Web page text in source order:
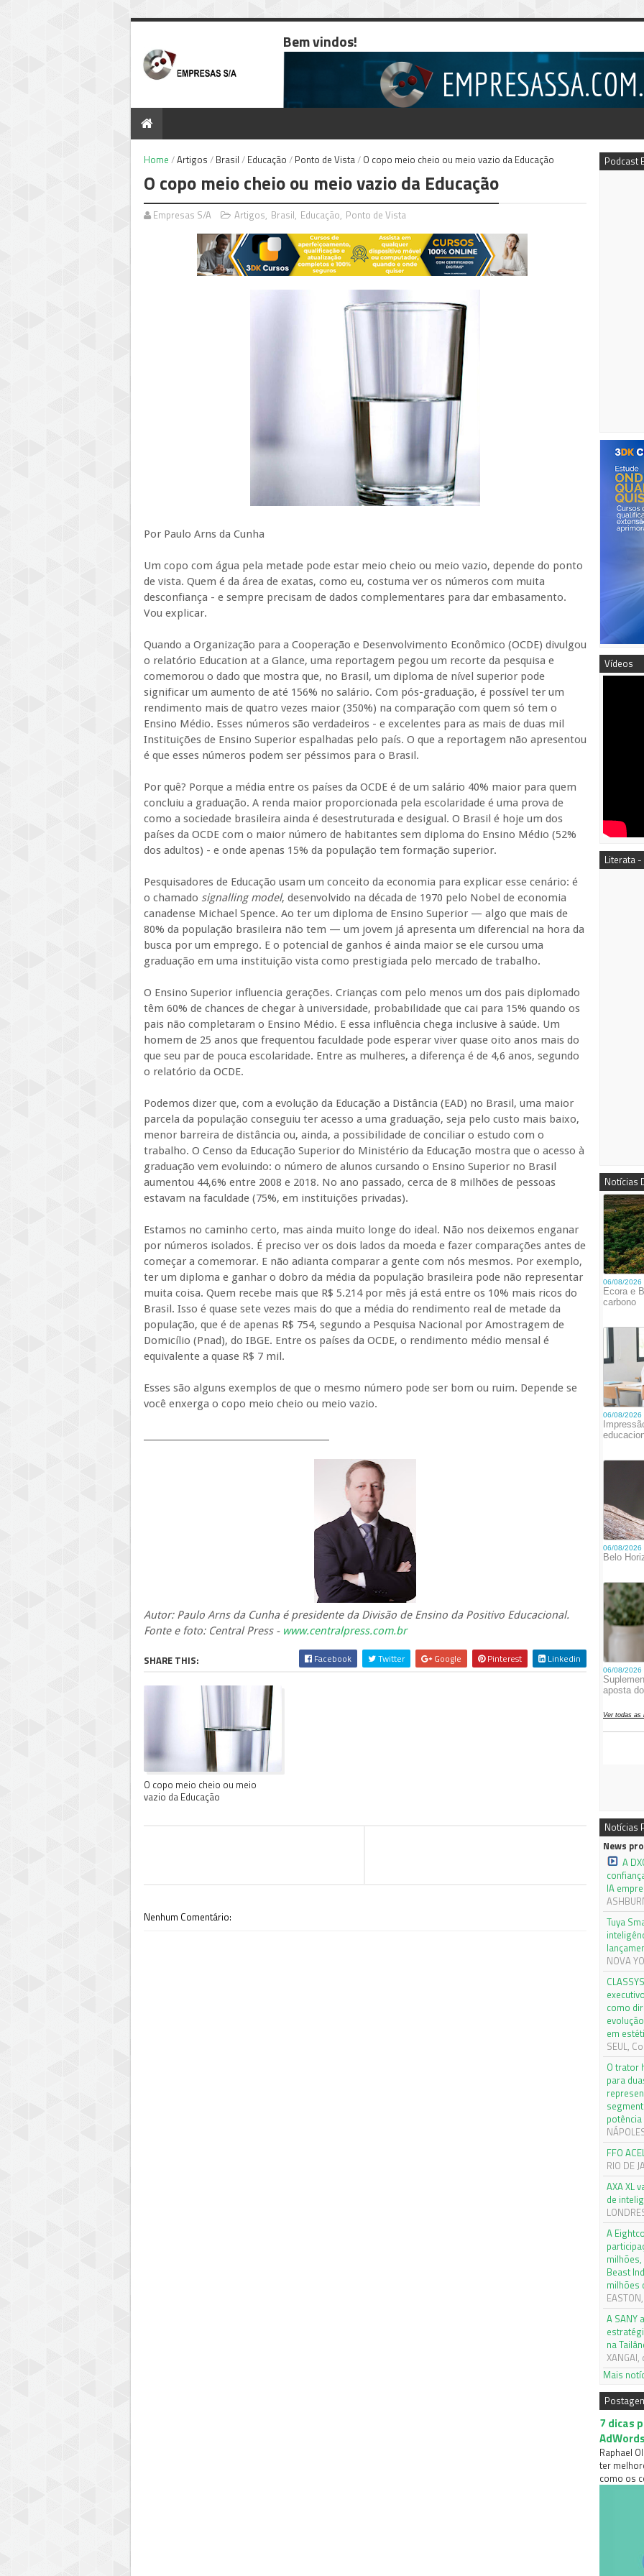
Bem vindos!
Home /Artigos / Brasil / Educação / Ponto de Vista/ O copo meio cheio ou meio vazio da Educação
O copo meio cheio ou meio vazio da Educação
Empresas S/A Artigos, Brasil, Educação, Ponto de Vista
Por Paulo Arns da Cunha
Um copo com água pela metade pode estar meio cheio ou meio vazio, depende do ponto
de vista. Quem é da área de exatas, como eu, costuma ver os números com muita
desconfiança - e sempre precisam de dados complementares para dar embasamento.
Vou explicar.
Quando a Organização para a Cooperação e Desenvolvimento Econômico (OCDE) divulgou
o relatório Education at a Glance, uma reportagem pegou um recorte da pesquisa e
comemorou o dado que mostra que, no Brasil, um diploma de nível superior pode
significar um aumento de até 156% no salário. Com pós-graduação, é possível ter um
rendimento mais de quatro vezes maior (350%) na comparação com quem só tem o
Ensino Médio. Esses números são verdadeiros - e excelentes para as mais de duas mil
Instituições de Ensino Superior espalhadas pelo país. O que a reportagem não apresentou
é que esses números podem ser péssimos para o Brasil.
Por quê? Porque a média entre os países da OCDE é de um salário 40% maior para quem
concluiu a graduação. A renda maior proporcionada pela escolaridade é uma prova de
como a sociedade brasileira ainda é desestruturada e desigual. O Brasil é hoje um dos
países da OCDE com o maior número de habitantes sem diploma do Ensino Médio (52%
dos adultos) - e onde apenas 15% da população tem formação superior.
Pesquisadores de Educação usam um conceito da economia para explicar esse cenário: é
o chamado signalling model, desenvolvido na década de 1970 pelo Nobel de economia
canadense Michael Spence. Ao ter um diploma de Ensino Superior — algo que mais de
80% da população brasileira não tem — um jovem já apresenta um diferencial na hora da
busca por um emprego. E o potencial de ganhos é ainda maior se ele cursou uma
graduação em uma instituição vista como prestigiada pelo mercado de trabalho.
O Ensino Superior influencia gerações. Crianças com pelo menos um dos pais diplomado
têm 60% de chances de chegar à universidade, probabilidade que cai para 15% quando os
pais não completaram o Ensino Médio. E essa influência chega inclusive à saúde. Um
homem de 25 anos que frequentou faculdade pode esperar viver quase oito anos mais do
que seu par de pouca escolaridade. Entre as mulheres, a diferença é de 4,6 anos, segundo
o relatório da OCDE.
Podemos dizer que, com a evolução da Educação a Distância (EAD) no Brasil, uma maior
parcela da população conseguiu ter acesso a uma graduação, seja pelo custo mais baixo,
menor barreira de distância ou, ainda, a possibilidade de conciliar o estudo com o
trabalho. O Censo da Educação Superior do Ministério da Educação mostra que o acesso à
graduação vem evoluindo: o número de alunos cursando o Ensino Superior no Brasil
aumentou 44,6% entre 2008 e 2018. No ano passado, cerca de 8 milhões de pessoas
estavam na faculdade (75%, em instituições privadas).
Estamos no caminho certo, mas ainda muito longe do ideal. Não nos deixemos enganar
por números isolados. É preciso ver os dois lados da moeda e fazer comparações antes de
começar a comemorar. E não adianta comparar a gente com nós mesmos. Por exemplo,
ter um diploma e ganhar o dobro da média da população brasileira pode não representar
muita coisa. Quem recebe mais que R$ 5.214 por mês já está entre os 10% mais ricos do
Brasil. Isso é quase sete vezes mais do que a média do rendimento real de metade da
população, que é de apenas R$ 754, segundo a Pesquisa Nacional por Amostragem de
Domicílio (Pnad), do IBGE. Entre os países da OCDE, o rendimento médio mensal é
equivalente a quase R$ 7 mil.
Esses são alguns exemplos de que o mesmo número pode ser bom ou ruim. Depende se
você enxerga o copo meio cheio ou meio vazio.
Autor: Paulo Arns da Cunha é presidente da Divisão de Ensino da Positivo Educacional.
Fonte e foto: Central Press - www.centralpress.com.br
SHARE THIS: Facebook Twitter Google Pinterest Linkedin
O copo meio cheio ou meio
vazio da Educação
Nenhum Comentário:
Podcast
Vídeos
Literata
Notícias
Notícias
News
A
IA
Tuya
NOVA
como
em
SEUL,
O trator
para
potência
FFO
RIO DE
AXA XL
de
A
Beast
milhões
A SANY
na
Mais
7 dicas
Raphael
ter
como os